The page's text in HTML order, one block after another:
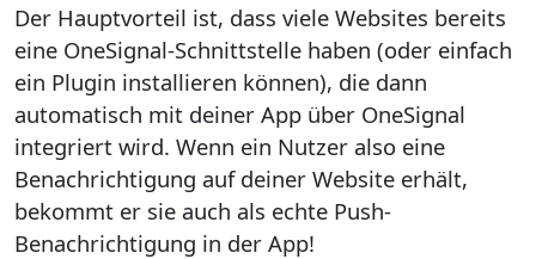
Der Hauptvorteil ist, dass viele Websites bereits
eine OneSignal-Schnittstelle haben (oder einfach
ein Plugin installieren können), die dann
automatisch mit deiner App über OneSignal
integriert wird. Wenn ein Nutzer also eine
Benachrichtigung auf deiner Website erhält,
bekommt er sie auch als echte Push-
Benachrichtigung in der App!